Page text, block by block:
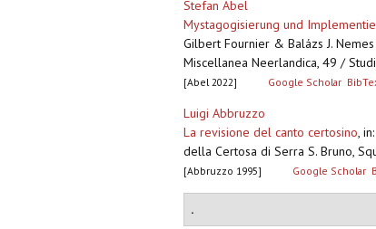
Stefan Abel
Mystagogisierung und
Gilbert Fournier & Balázs J.
Miscellanea Neerlandica, 49 /
[Abel 2022] Google Scholar
Luigi Abbruzzo
La revisione del canto certosino,
della Certosa di Serra S. Bruno,
[Abbruzzo 1995] Google Scholar
.